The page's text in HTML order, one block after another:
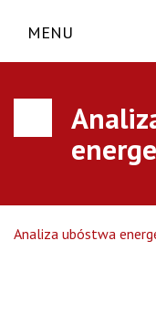
MENU
Analiza ubóstwa